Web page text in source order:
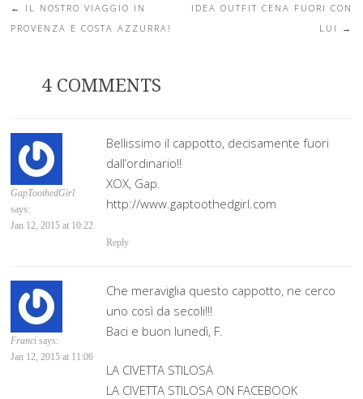
Post navigation
←
IL NOSTRO VIAGGIO IN
PROVENZA E COSTA AZZURRA!
IDEA OUTFIT CENA FUORI CON
LUI
→
4 COMMENTS
GapToothedGirl
says:
Jan 12, 2015 at 10:22
Bellissimo il cappotto, decisamente fuori
dall’ordinario!!
XOX, Gap.
http://www.gaptoothedgirl.com
Reply
Franci says:
Jan 12, 2015 at 11:06
Che meraviglia questo cappotto, ne cerco
uno così da secoli!!!
Baci e buon lunedì, F.
‪LA CIVETTA STILOSA
LA CIVETTA STILOSA ON FACEBOOK